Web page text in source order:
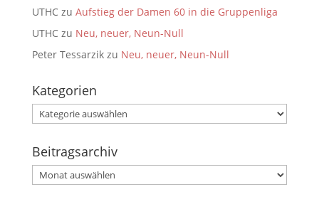
UTHCzu Aufstieg der Damen 60 in die Gruppenliga
UTHCzu Neu, neuer, Neun-Null
Peter Tessarzikzu Neu, neuer, Neun-Null
Kategorien
Kategorien
Beitragsarchiv
Beitragsarchiv